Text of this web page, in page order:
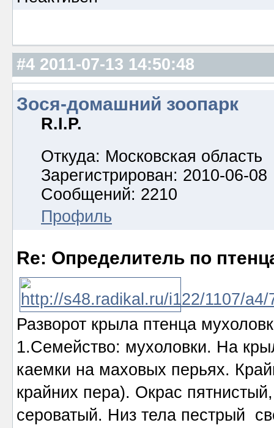
#4 2011-07-13 14:50:48
Зося-домашний зоопарк
R.I.P.
Откуда: Московская область
Зарегистрирован: 2010-06-08
Сообщений: 2210
Профиль
Re: Определитель по
Разворот крыла птенца
1.Семейство: мухоловки. На
каемки на маховых перьях.
крайних пера). Окрас
сероватый. Низ тела пестрый